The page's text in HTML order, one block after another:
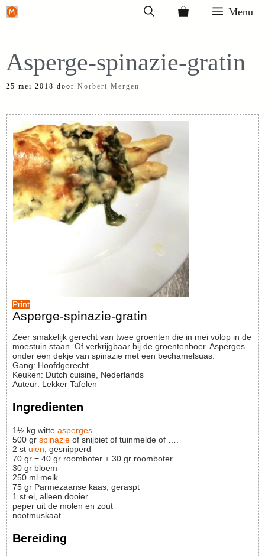
Ga
inhoud
Menu
Asperge-spinazie-gratin
25 mei 2018 door Norbert Mergen
Print
Asperge-spinazie-gratin
Zeer smakelijk gerecht van twee groenten die in mei volop in de
moestuin staan. Of verkrijgbaar bij de groentenboer. Asperges
onder een dekje van spinazie met een bechamelsuas.
Gang: Hoofdgerecht
Keuken: Dutch cuisine, Nederlands
Auteur: Lekker Tafelen
Ingredienten
1½ kg witte asperges
500 gr spinazie of snijbiet of tuinmelde of ….
2 st uien , gesnipperd
70 gr = 40 gr roomboter + 30 gr roomboter
30 gr bloem
250 ml melk
75 gr Parmezaanse kaas, geraspt
1 st ei, alleen dooier
peper uit de molen en zout
nootmuskaat
Bereiding